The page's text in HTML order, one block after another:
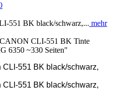
551 BK black/schwarz,... mehr
CLI-551 BK Tinte
6350 ~330 Seiten"
551 BK black/schwarz,
551 BK black/schwarz,